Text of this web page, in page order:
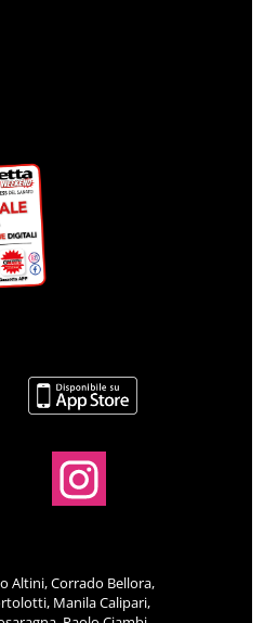
Altini, Corrado Bellora,
Manila Calipari,